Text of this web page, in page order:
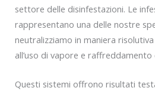
settore delle disinfestazioni. Le
rappresentano una delle nostre
neutralizziamo in maniera
all’uso di vapore e raffreddamento
Questi sistemi offrono risultati